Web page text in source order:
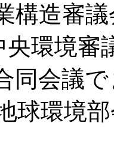
構造審
央環境審
同会議
球環境